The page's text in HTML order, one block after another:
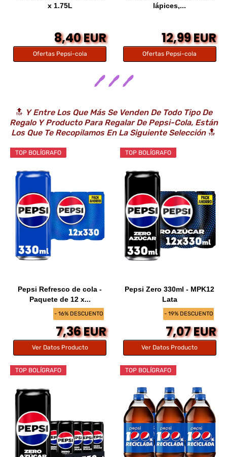
x 1.75L
8,40 EUR
Ofertas Pepsi-cola
lápices,...
12,99 EUR
Ofertas Pepsi-cola
🖊️ 🖊️ 🖊️
🔝 Y Entre Los Que Más Se Venden De Todo Tipo De
Regalo Y Producto Para Regalar De Pepsi-Cola, Están
Los Que Te Recopilamos En La Siguiente Selección🔝
- 16% DESCUENTO
TOP BOLÍGRAFO
Pepsi Refresco de cola -
Paquete de 12 x...
7,36 EUR
Ver Datos Producto
- 19% DESCUENTO
TOP BOLÍGRAFO
Pepsi Zero 330ml - MPK12
Lata
7,07 EUR
Ver Datos Producto
TOP BOLÍGRAFO TOP BOLÍGRAFO